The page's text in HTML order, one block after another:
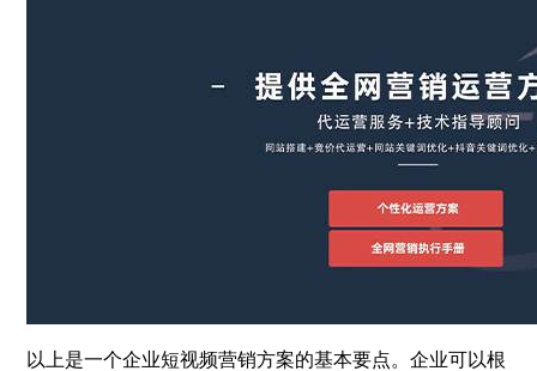
以上是一个企业短视频营销方案的基本要点。企业可以根